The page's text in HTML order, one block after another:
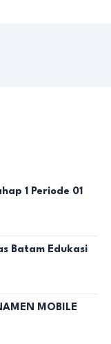
1 Periode 01
Batam Edukasi
MOBILE